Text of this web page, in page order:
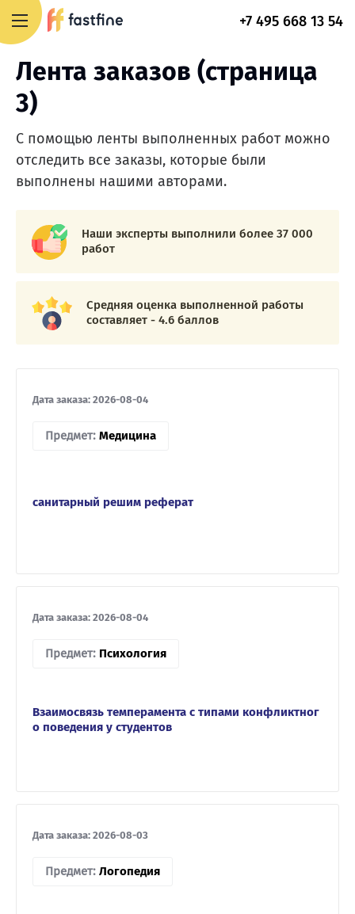
+7 495 668 13 54
Лента заказов (страница
3)
С помощью ленты выполненных работ можно
отследить все заказы, которые были
выполнены нашими авторами.
Наши эксперты выполнили более 37 000
работ
Средняя оценка выполненной работы
составляет - 4.6 баллов
Дата заказа: 2026-08-04
Предмет: Медицина
санитарный решим реферат
Дата заказа: 2026-08-04
Предмет: Психология
Взаимосвязь темперамента с типами конфликтног
о поведения у студентов
Дата заказа: 2026-08-03
Предмет: Логопедия